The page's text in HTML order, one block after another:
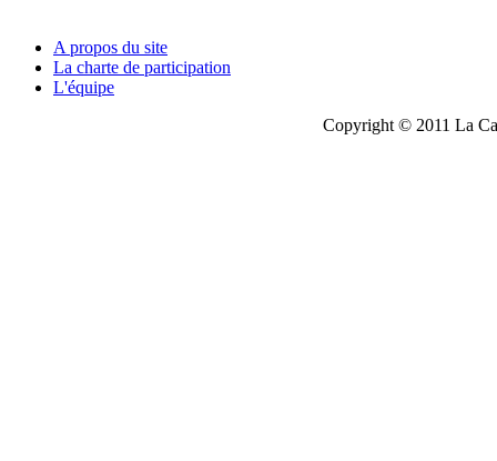
A propos du site
La charte de participation
L'équipe
Copyright © 2011 La